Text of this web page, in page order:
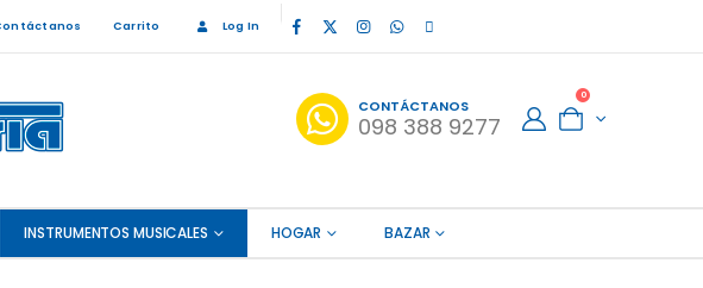
Carrito Log In
CONTÁCTANOS
098 388 9277
0
INSTRUMENTOS MUSICALES HOGAR BAZAR